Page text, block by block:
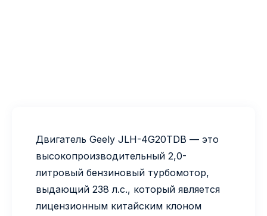
Двигатель Geely JLH-4G20TDB — это
высокопроизводительный 2,0-
литровый бензиновый турбомотор,
выдающий 238 л.с., который является
лицензионным китайским клоном